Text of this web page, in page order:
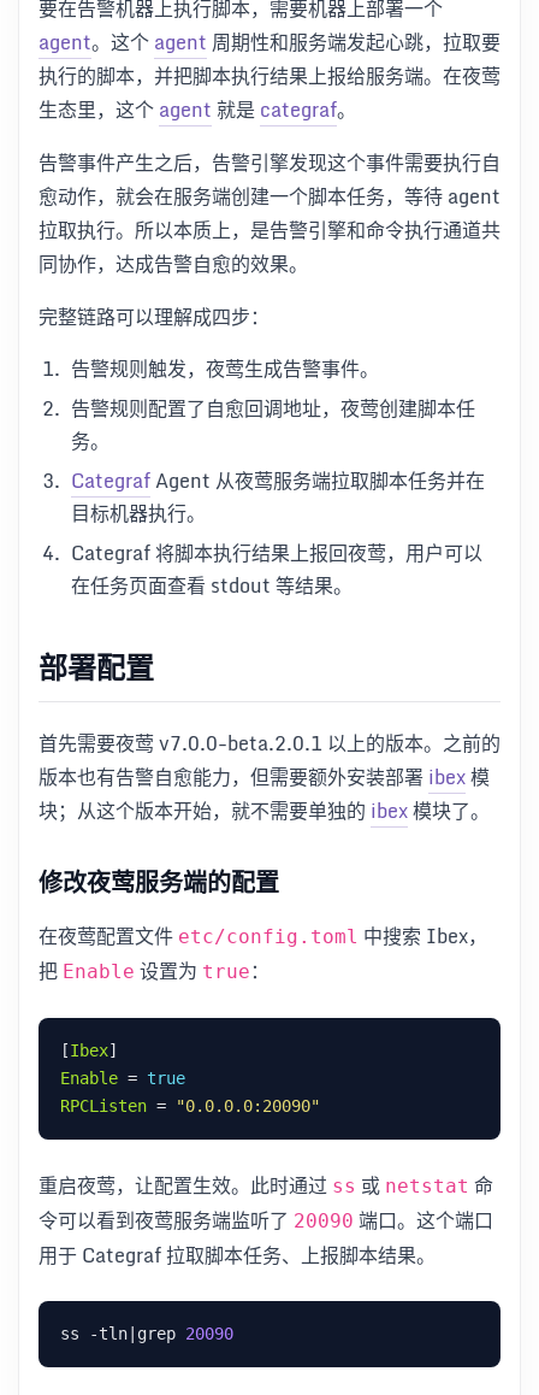
要在告警机器上执行脚本，需要机器上部署一个
agent。这个agent 周期性和服务端发起心跳，拉取要
执行的脚本，并把脚本执行结果上报给服务端。在夜莺
生态里，这个agent就是categraf。
告警事件产生之后，告警引擎发现这个事件需要执行自
愈动作，就会在服务端创建一个脚本任务，等待 agent
拉取执行。所以本质上，是告警引擎和命令执行通道共
同协作，达成告警自愈的效果。
完整链路可以理解成四步：
告警规则触发，夜莺生成告警事件。
告警规则配置了自愈回调地址，夜莺创建脚本任
务。
CategrafAgent 从夜莺服务端拉取脚本任务并在
目标机器执行。
Categraf 将脚本执行结果上报回夜莺，用户可以
在任务页面查看 stdout 等结果。
部署配置
首先需要夜莺 v7.0.0-beta.2.0.1 以上的版本。之前的
版本也有告警自愈能力，但需要额外安装部署ibex模
块；从这个版本开始，就不需要单独的 ibex模块了。
修改夜莺服务端的配置
在夜莺配置文件 etc/config.toml 中搜索 Ibex，
把 Enable 设置为 true ：
[Ibex
Enable = true
RPCListen = "0.0.0.0:20090"
重启夜莺，让配置生效。此时通过 ss 或 netstat 命
令可以看到夜莺服务端监听了 20090 端口。这个端口
用于 Categraf 拉取脚本任务、上报脚本结果。
ss -tln|grep 20090